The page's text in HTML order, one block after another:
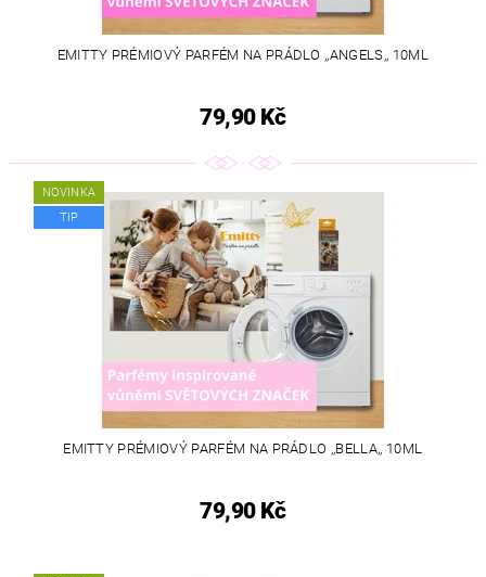
EMITTY PRÉMIOVÝ PARFÉM NA PRÁDLO ,,ANGELS,, 10ML
79,90 Kč
NOVINKA
TIP
EMITTY PRÉMIOVÝ PARFÉM NA PRÁDLO ,,BELLA,, 10ML
79,90 Kč